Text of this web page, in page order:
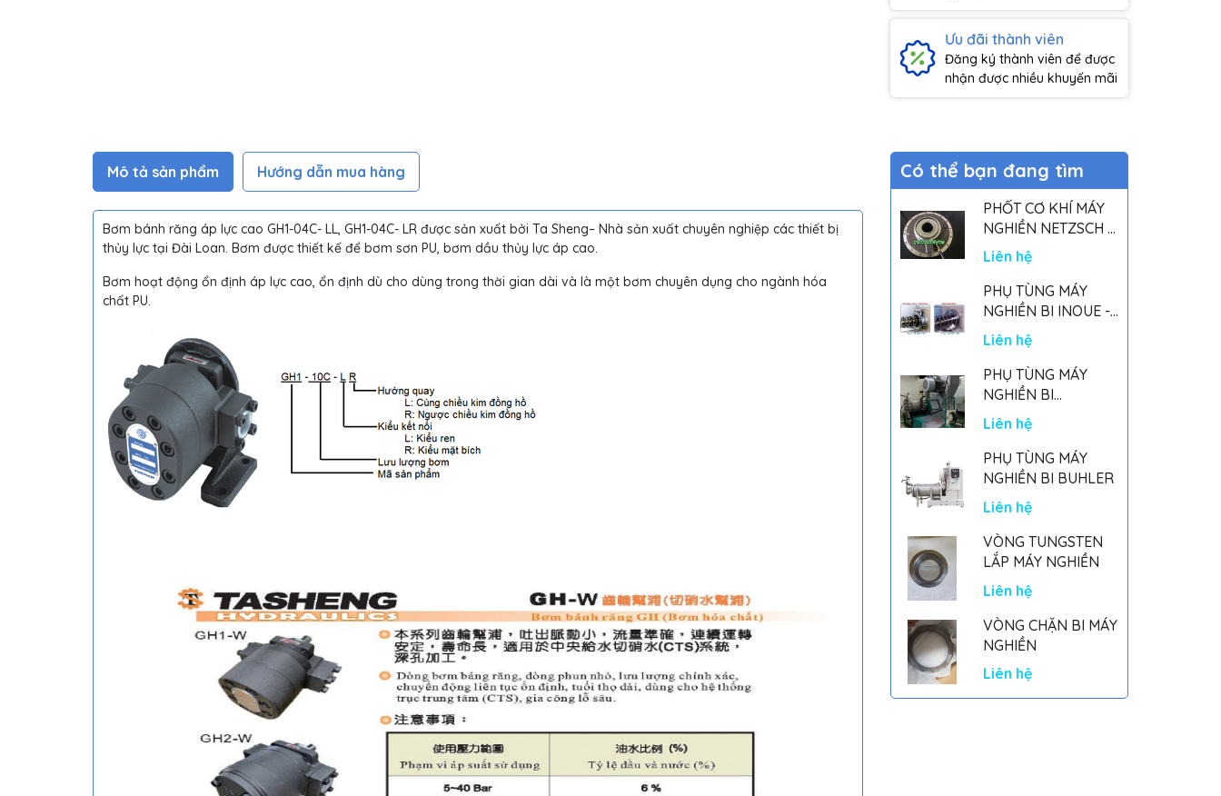
Ưu đãi thành viên
Đăng ký thành viên để được
nhận được nhiều khuyến mãi
Mô tả sản phẩm Hướng dẫn mua hàng
Bơm bánh răng áp lực cao GH1-04C- LL, GH1-04C- LR được sản xuất bởi Ta Sheng– Nhà sản xuất chuyên nghiệp các thiết bị
thủy lực tại Đài Loan. Bơm được thiết kế để bơm sơn PU, bơm dầu thủy lực áp cao.
Bơm hoạt động ổn định áp lực cao, ổn định dù cho dùng trong thời gian dài và là một bơm chuyên dụng cho ngành hóa
chất PU.
Có thể bạn đang tìm
PHỐT CƠ KHÍ MÁY
NGHIỀN NETZSCH -
GERMANY
Liên hệ
PHỤ TÙNG MÁY
NGHIỀN BI INOUE -
PARTS FOR MHGII-
50 MIGHTY MILL
MARK II
Liên hệ
PHỤ TÙNG MÁY
NGHIỀN BI
NETSZCH
Liên hệ
PHỤ TÙNG MÁY
NGHIỀN BI BUHLER
Liên hệ
VÒNG TUNGSTEN
LẮP MÁY NGHIỀN
Liên hệ
VÒNG CHẶN BI MÁY
NGHIỀN
Liên hệ